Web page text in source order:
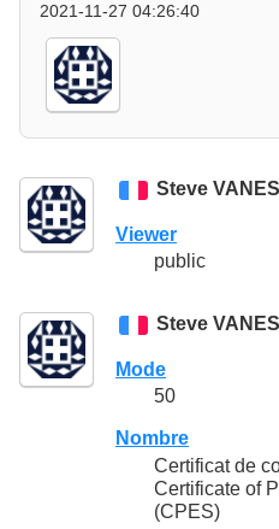
2021-11-27 04:26:40
Steve
Viewer
public
Steve
Mode
50
Nombre
Certificat de
Certificate of
(CPES)